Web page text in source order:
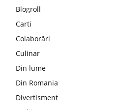
Blogroll
Carti
Colaborări
Culinar
Din lume
Din Romania
Divertisment